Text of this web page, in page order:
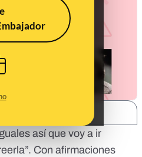
así que voy a ir
Con afirmaciones